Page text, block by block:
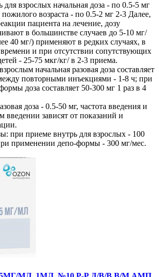
взрослых начальная доза - по 0.5-5 мг
возраста - по 0.5-2 мг 2-3 Далее,
пациента на лечение, дозу
в большинстве случаев до 5-10 мг/
40 мг/) применяют в редких случаях, в
времени и при отсутствии сопутствующих
- 25-75 мкг/кг/ в 2-3 приема.
начальная разовая доза составляет
повторными инъекциями - 1-8 ч; при
доза составляет 50-300 мг 1 раз в 4
доза - 0.5-50 мг, частота введения и
введении зависят от показаний и
при приеме внутрь для взрослых - 100
применении депо-формы - 300 мг/мес.